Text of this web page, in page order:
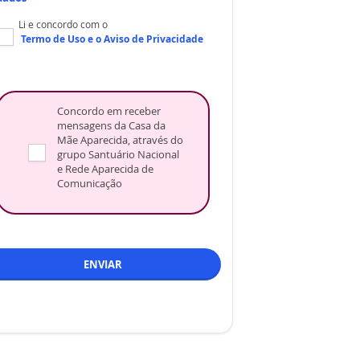
Li e concordo com o
Termo de Usoe oAviso de Privacidade
Concordo em receber
mensagens da Casa da
Mãe Aparecida, através do
grupo Santuário Nacional
e Rede Aparecida de
Comunicação
ENVIAR